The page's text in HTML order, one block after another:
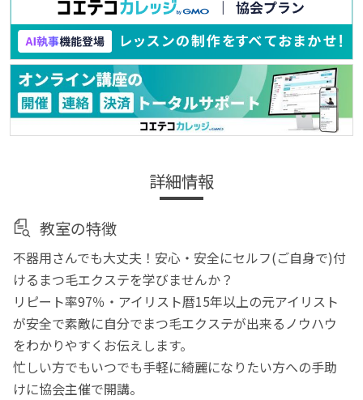
詳細情報
教室の特徴
不器用さんでも大丈夫！安心・安全にセルフ(ご自身で)付
けるまつ毛エクステを学びませんか？
リピート率97％・アイリスト暦15年以上の元アイリスト
が安全で素敵に自分でまつ毛エクステが出来るノウハウ
をわかりやすくお伝えします。
忙しい方でもいつでも手軽に綺麗になりたい方への手助
けに協会主催で開講。